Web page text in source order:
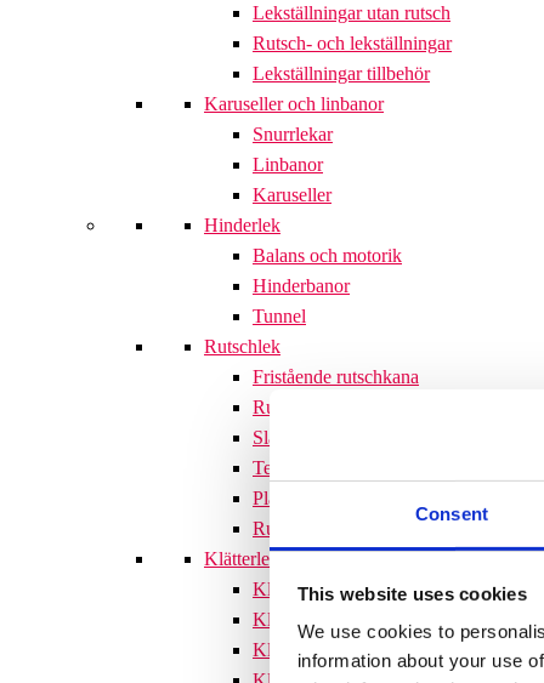
Consent
This website uses cookies
We use cookies to
information about your use
Lekställningar utan rutsch
Rutsch- och lekställningar
Lekställningar tillbehör
Karuseller och linbanor
Snurrlekar
Linbanor
Karuseller
Hinderlek
Balans och motorik
Hinderbanor
Tunnel
Rutschlek
Fristående rutschkana
Rutschkanor till lekställningar
Släntrutschkana
Terrängtrappor
Plattformar
Rutschlek tillbehör
Klätterlek
Klätterställningar
Klätterställning med rutschkana
Klätternät